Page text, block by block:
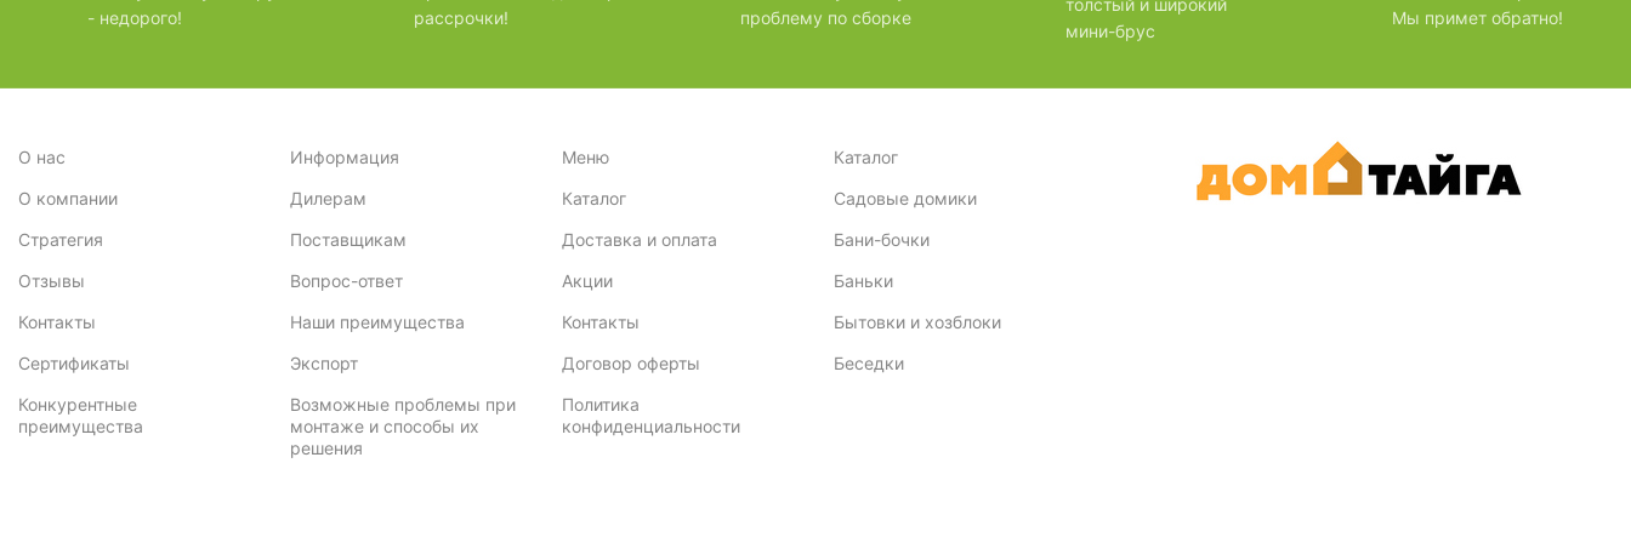
3,4 3
3,46
3,28 2
3,84 3
- недорого!
рассрочки!
проблему по сборке
толстый и широкий
мини-брус
Мы примет обратно!
О нас
О компании
Стратегия
Отзывы
Контакты
Сертификаты
Конкурентные
преимущества
Информация
Дилерам
Поставщикам
Вопрос-ответ
Наши преимущества
Экспорт
Возможные проблемы при
монтаже и способы их
решения
Меню
Каталог
Доставка и оплата
Акции
Контакты
Договор оферты
Политика
конфиденциальности
Каталог
Садовые домики
Бани-бочки
Баньки
Бытовки и хозблоки
Беседки